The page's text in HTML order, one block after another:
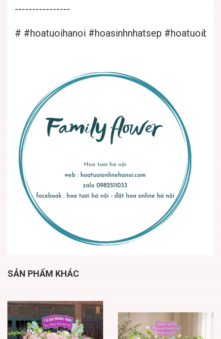
----------------
# #hoatuoihanoi #hoasinhnhatsep
SẢN PHẨM KHÁC